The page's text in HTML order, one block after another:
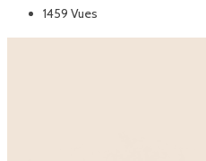
1459 Vues